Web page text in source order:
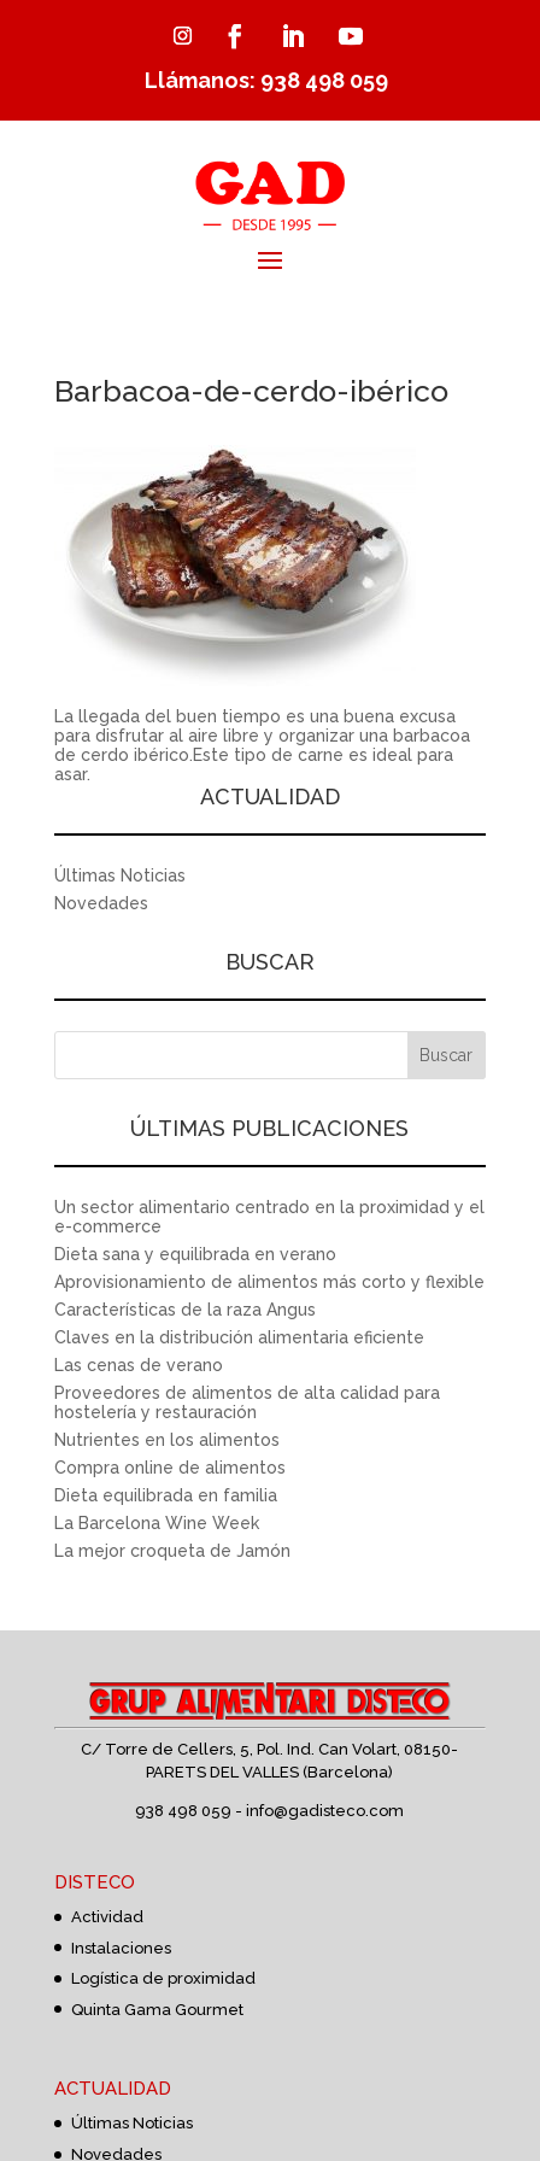
Llámanos: 938 498 059
Barbacoa-de-cerdo-ibérico
La llegada del buen tiempo es una buena excusa
para disfrutar al aire libre y organizar una barbacoa
de cerdo ibérico.Este tipo de carne es ideal para
asar.
ACTUALIDAD
Últimas Noticias
Novedades
BUSCAR
ÚLTIMAS PUBLICACIONES
Un sector alimentario centrado en la proximidad y el
e-commerce
Dieta sana y equilibrada en verano
Aprovisionamiento de alimentos más corto y flexible
Características de la raza Angus
Claves en la distribución alimentaria eficiente
Las cenas de verano
Proveedores de alimentos de alta calidad para
hostelería y restauración
Nutrientes en los alimentos
Compra online de alimentos
Dieta equilibrada en familia
La Barcelona Wine Week
La mejor croqueta de Jamón
C/ Torre de Cellers, 5, Pol. Ind. Can Volart,08150-
PARETS DEL VALLES (Barcelona)
938 498 059 -info@gadisteco.com
DISTECO
Actividad
Instalaciones
Logística de proximidad
Quinta Gama Gourmet
ACTUALIDAD
Últimas Noticias
Novedades